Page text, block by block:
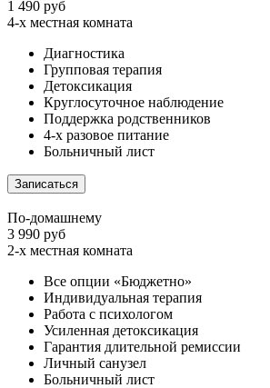
1 490 руб
4-х местная комната
Диагностика
Групповая терапия
Детоксикация
Круглосуточное наблюдение
Поддержка родственников
4-х разовое питание
Больничный лист
Записаться
По-домашнему
3 990 руб
2-х местная комната
Все опции «Бюджетно»
Индивидуальная терапия
Работа с психологом
Усиленная детоксикация
Гарантия длительной ремиссии
Личный санузел
Больничный лист